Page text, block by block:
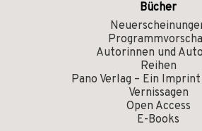
Bücher
Autorinnen und
Reihen
Pano Verlag – Ein
Vernissagen
Open Access
E-Books